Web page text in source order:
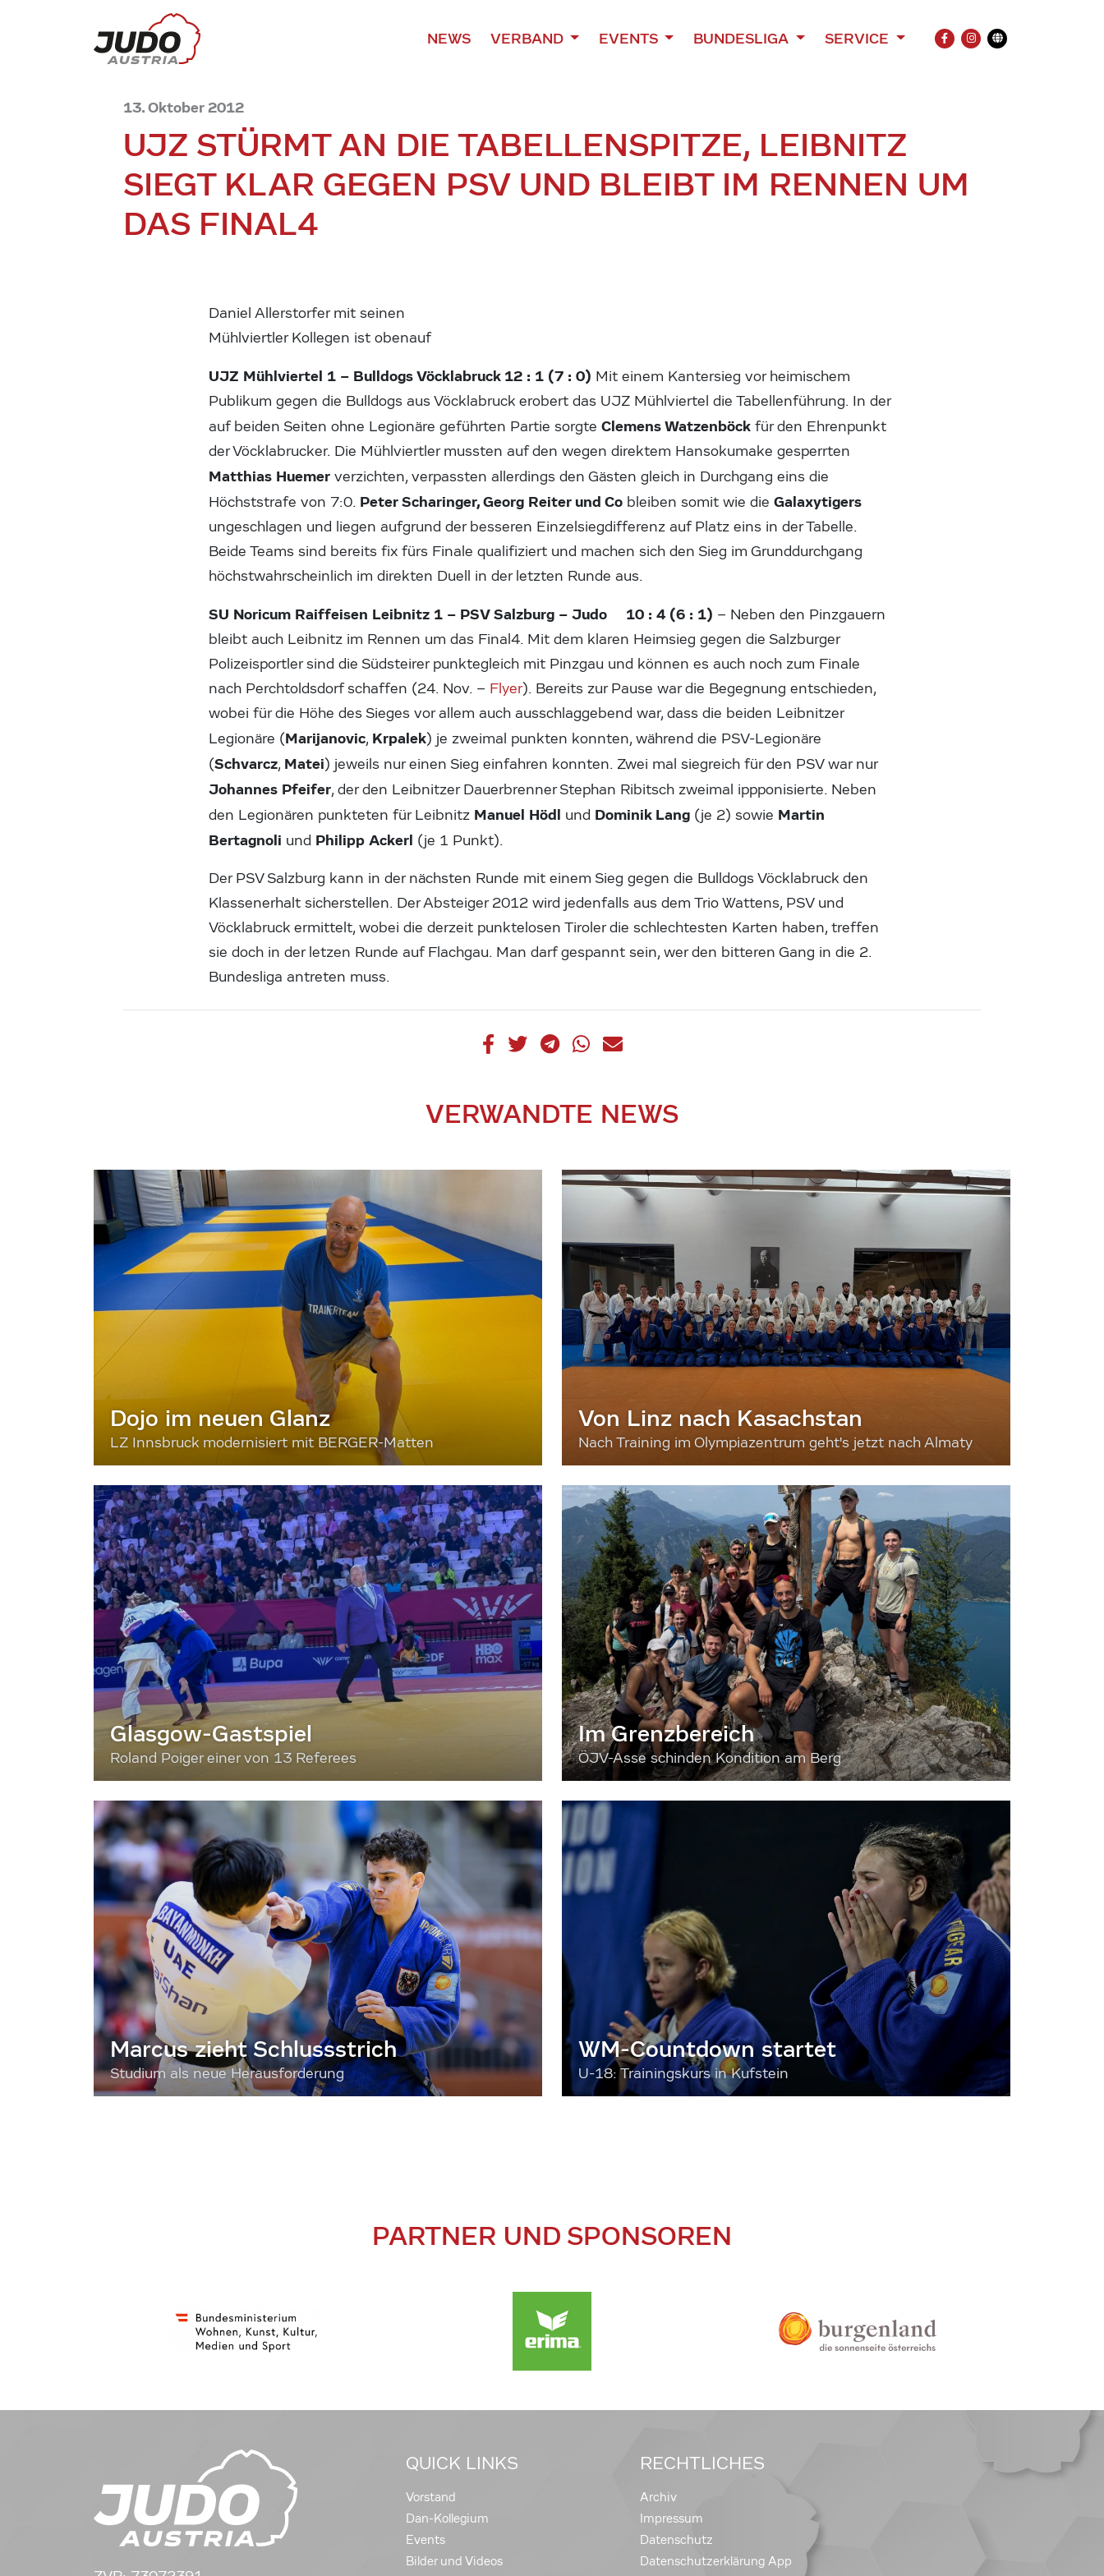
NEWS VERBAND EVENTS BUNDESLIGA SERVICE
FACEBOOK
INSTAGRAM
Übersetzung
13. Oktober 2012
UJZ STÜRMT AN DIE TABELLENSPITZE, LEIBNITZ
SIEGT KLAR GEGEN PSV UND BLEIBT IM RENNEN UM
DAS FINAL4
Daniel Allerstorfer mit seinen
Mühlviertler Kollegen ist obenauf
UJZ Mühlviertel 1 – Bulldogs Vöcklabruck 12 : 1 (7 : 0) Mit einem Kantersieg vor heimischem
Publikum gegen die Bulldogs aus Vöcklabruck erobert das UJZ Mühlviertel die Tabellenführung. In der
auf beiden Seiten ohne Legionäre geführten Partie sorgteClemens Watzenböck für den Ehrenpunkt
der Vöcklabrucker. Die Mühlviertler mussten auf den wegen direktem Hansokumake gesperrten
Matthias Huemer verzichten, verpassten allerdings den Gästen gleich in Durchgang eins die
Höchststrafe von 7:0. Peter Scharinger, Georg Reiter und Co bleiben somit wie dieGalaxytigers
ungeschlagen und liegen aufgrund der besseren Einzelsiegdifferenz auf Platz eins in der Tabelle.
Beide Teams sind bereits fix fürs Finale qualifiziert und machen sich den Sieg im Grunddurchgang
höchstwahrscheinlich im direkten Duell in der letzten Runde aus.
SU Noricum Raiffeisen Leibnitz 1 – PSV Salzburg – Judo 10 : 4 (6 : 1) – Neben den Pinzgauern
bleibt auch Leibnitz im Rennen um das Final4. Mit dem klaren Heimsieg gegen die Salzburger
Polizeisportler sind die Südsteirer punktegleich mit Pinzgau und können es auch noch zum Finale
nach Perchtoldsdorf schaffen (24. Nov. – Flyer). Bereits zur Pause war die Begegnung entschieden,
wobei für die Höhe des Sieges vor allem auch ausschlaggebend war, dass die beiden Leibnitzer
Legionäre (Marijanovic, Krpalek) je zweimal punkten konnten, während die PSV-Legionäre
(Schvarcz, Matei) jeweils nur einen Sieg einfahren konnten. Zwei mal siegreich für den PSV war nur
Johannes Pfeifer, der den Leibnitzer Dauerbrenner Stephan Ribitsch zweimal ippponisierte. Neben
den Legionären punkteten für Leibnitz Manuel Hödl und Dominik Lang (je 2) sowie Martin
Bertagnoli und Philipp Ackerl (je 1 Punkt).
Der PSV Salzburg kann in der nächsten Runde mit einem Sieg gegen die Bulldogs Vöcklabruck den
Klassenerhalt sicherstellen. Der Absteiger 2012 wird jedenfalls aus dem Trio Wattens, PSV und
Vöcklabruck ermittelt, wobei die derzeit punktelosen Tiroler die schlechtesten Karten haben, treffen
sie doch in der letzen Runde auf Flachgau. Man darf gespannt sein, wer den bitteren Gang in die 2.
Bundesliga antreten muss.
VERWANDTE NEWS
Dojo im neuen Glanz
LZ Innsbruck modernisiert mit BERGER-Matten
Von Linz nach Kasachstan
Nach Training im Olympiazentrum geht's jetzt nach Almaty
Glasgow-Gastspiel
Roland Poiger einer von 13 Referees
Im Grenzbereich
ÖJV-Asse schinden Kondition am Berg
Marcus zieht Schlussstrich
Studium als neue Herausforderung
WM-Countdown startet
U-18: Trainingskurs in Kufstein
PARTNER UND SPONSOREN
QUICK LINKS
Vorstand
Dan-Kollegium
Events
Bilder und Videos
RECHTLICHES
Archiv
Impressum
Datenschutz
Datenschutzerklärung App